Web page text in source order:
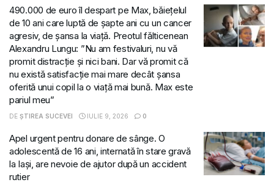
490.000 de euro îl despart pe Max, băiețelul
de 10 ani care luptă de șapte ani cu un cancer
agresiv, de șansa la viață. Preotul fălticenean
Alexandru Lungu: ”Nu am festivaluri, nu vă
promit distracție și nici bani. Dar vă promit că
nu există satisfacție mai mare decât șansa
oferită unui copil la o viață mai bună. Max este
pariul meu”
DE ȘTIREA SUCEVEI IULIE 9, 2026 0
Apel urgent pentru donare de sânge. O
adolescentă de 16 ani, internată în stare gravă
la Iași, are nevoie de ajutor după un accident
rutier